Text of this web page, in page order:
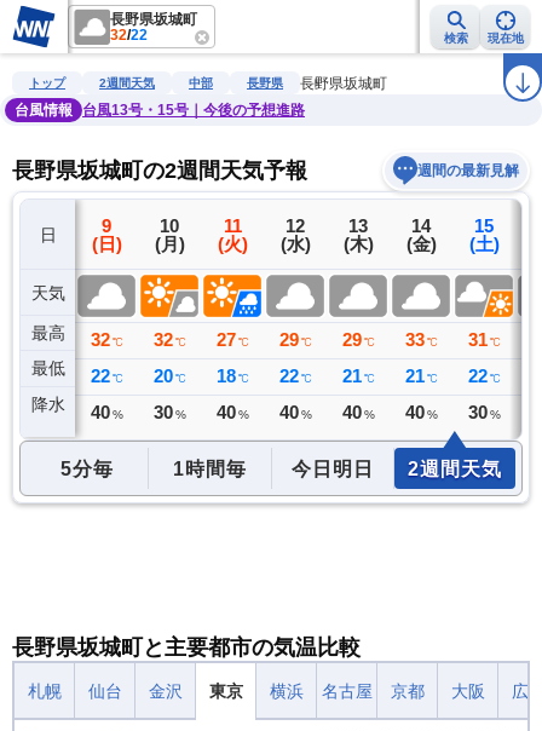
長野県坂城町
32/22 検索 現在地
雨雲レーダー 台風情報 地震情報 警報・注意報 ラ
トップ 2週間天気 中部 長野県
長野県坂城町
台風情報
台風13号・15号｜今後の予想進路
長野県坂城町の2週間天気予報 週間の最新見解
日
天気
最高
最低
降水
8
(土)
32 ℃
23 ℃
35ミリ
9
(日)
32 ℃
22 ℃
40 %
10
(月)
32 ℃
20 ℃
30 %
11
(火)
27 ℃
18 ℃
40 %
12
(水)
29 ℃
22 ℃
40 %
13
(木)
29 ℃
21 ℃
40 %
14
(金)
33 ℃
21 ℃
40 %
15
(土)
31 ℃
22 ℃
30 %
5分毎 1時間毎 今日明日 2週間天気
長野県坂城町と主要都市の気温比較
札幌 仙台 金沢 東京 横浜 名古屋 京都 大阪 広